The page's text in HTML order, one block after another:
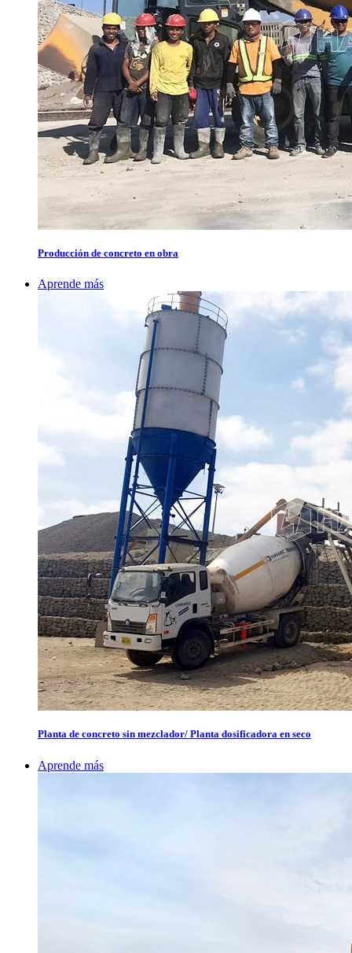
Producción de concreto en obra
Aprende más
Planta de concreto sin mezclador/ Planta dosificadora en seco
Aprende más